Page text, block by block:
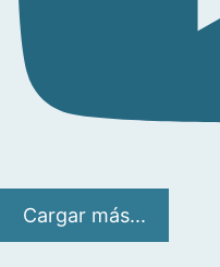
Cargar más...